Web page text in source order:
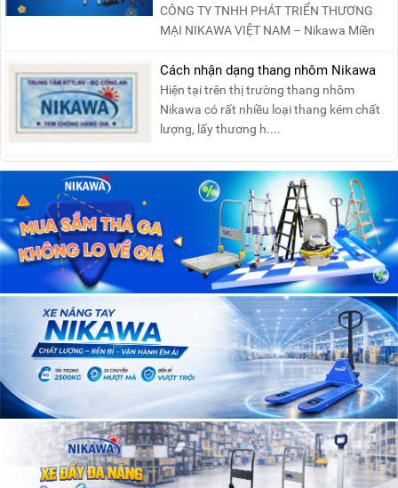
CÔNG TY TNHH PHÁT TRIỂN THƯƠNG
MẠI NIKAWA VIỆT NAM – Nikawa Miền
Bắc: Số 19, Đường Trung ....
Cách nhận dạng thang nhôm Nikawa
Hiện tại trên thị trường thang nhôm
Nikawa có rất nhiều loại thang kém chất
lượng, lấy thương h....